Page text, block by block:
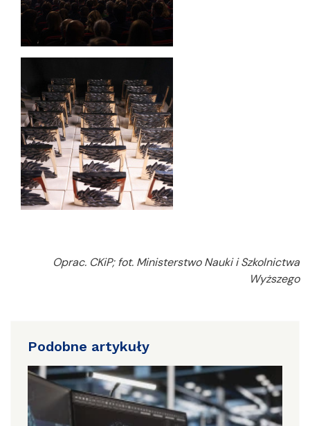
Oprac. CKiP; fot. Ministerstwo Nauki i Szkolnictwa
Wyższego
Podobne artykuły